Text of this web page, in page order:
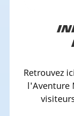
Retrouvez
l'Aventure